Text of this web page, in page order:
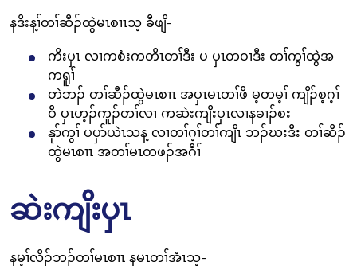
နဒိးန့ၢ်တၢ်ဆီၣ်ထွဲမၤစၢၤသ့ ခီဖျိ-
ကိးပှၤ လၢကစံးကတိၤတၢ်ဒီး ပ ပှၤတဝၢဒီး တၢ်ကွၢ်ထွဲအ
ကရူၢ်
တဲဘၣ် တၢ်ဆီၣ်ထွဲမၤစၢၤ အပှၤမၤတၢ်ဖိ မ့တမ့ၢ် ကျိၣ်စ့ဂ့ၢ်
ဝီ ပှၤဟ့ၣ်ကူၣ်တၢ်လၢ ကဆဲးကျိးပှၤလၢနခၢၣ်စး
နုာ်ကွၢ် ပပှာ်ယဲၤသန့ လၢတၢ်ဂ့ၢ်တၢ်ကျိၤ ဘၣ်ဃးဒီး တၢ်ဆီၣ်
ထွဲမၤစၢၤ အတၢ်မၤတဖၣ်အဂီၢ်
ဆဲးကျိးပှၤ
နမ့ၢ်လိၣ်ဘၣ်တၢ်မၤစၢၤ နမၤတၢ်အံၤသ့-